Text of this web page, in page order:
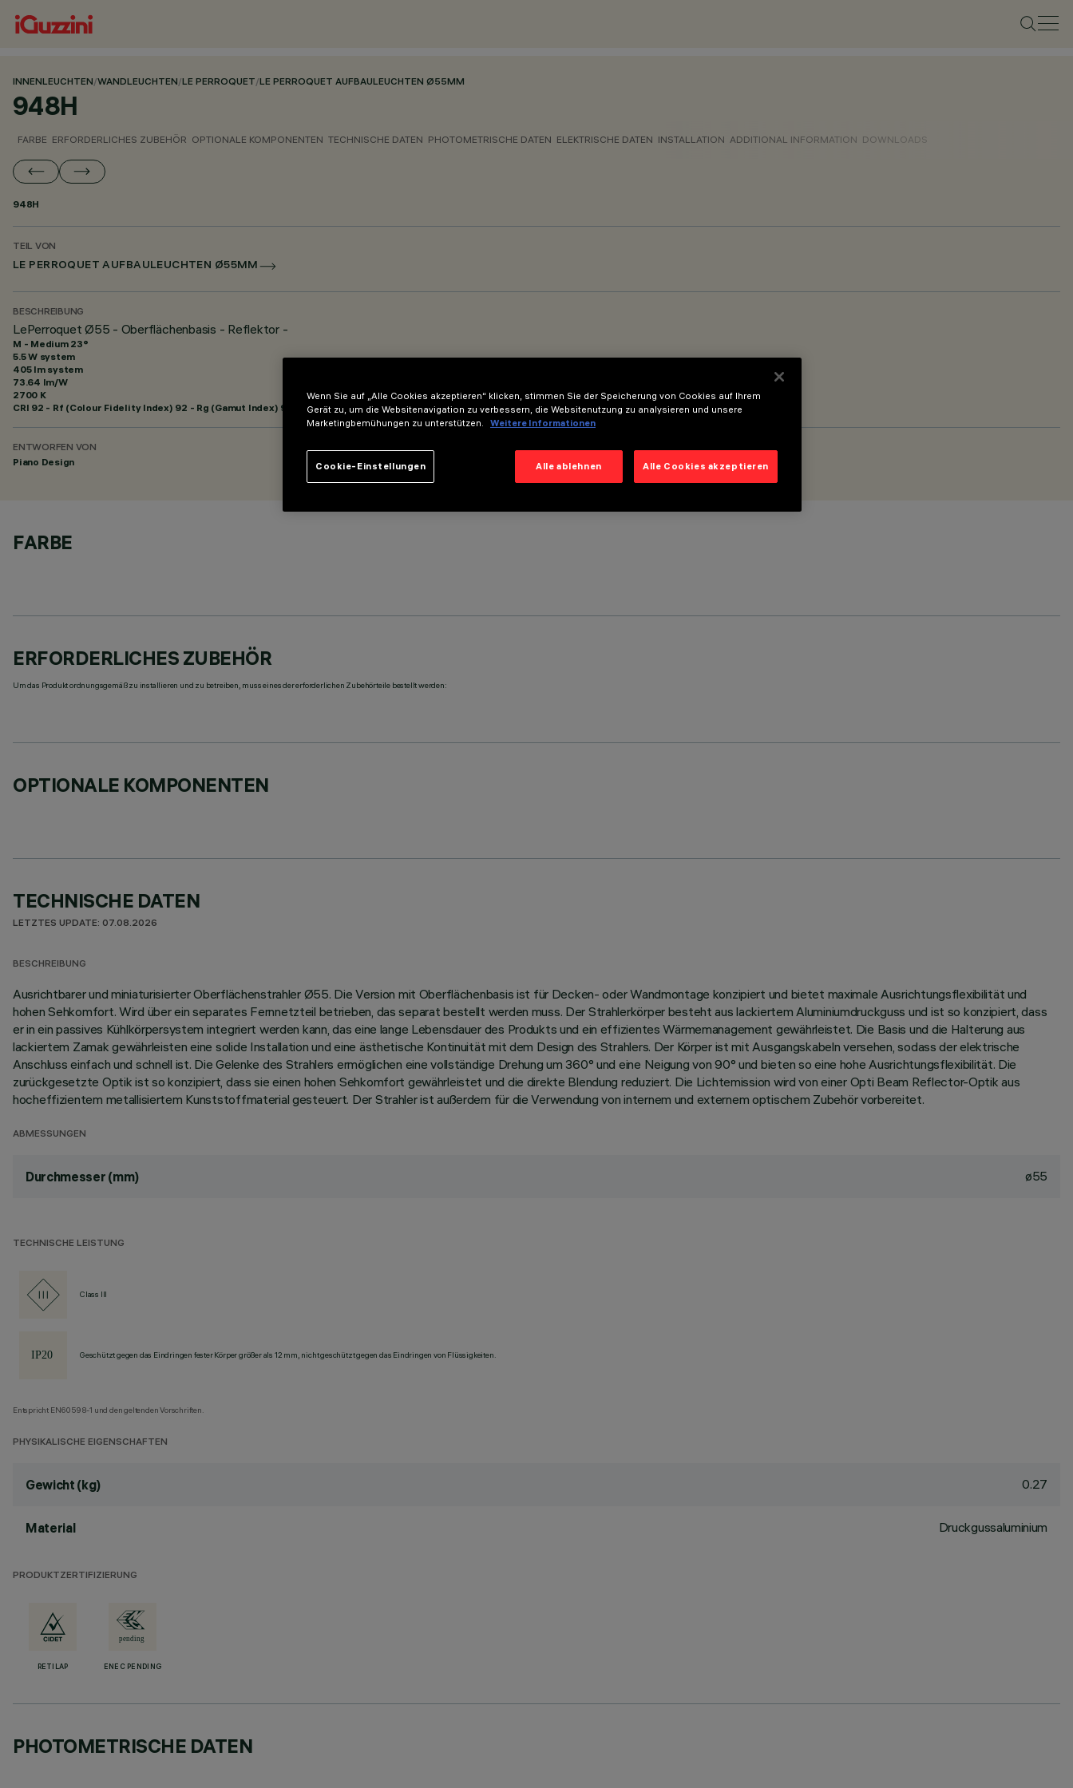
INNENLEUCHTEN/WANDLEUCHTEN/LE PERROQUET/LE PERROQUET AUFBAULEUCHTEN Ø55MM
948H
FARBE ERFORDERLICHES ZUBEHÖR OPTIONALE KOMPONENTEN TECHNISCHE DATEN PHOTOMETRISCHE DATEN ELEKTRISCHE DATEN INSTALLATION ADDITIONAL INFORMATION DOWNLOADS
948H
TEIL VON
LE PERROQUET AUFBAULEUCHTEN Ø55MM
BESCHREIBUNG
LePerroquet Ø55 - Oberflächenbasis - Reflektor -
M - Medium 23°
5.5 W system
405 lm system
73.64 lm/W
2700 K
CRI 92 - Rf (Colour Fidelity Index) 92 - Rg (Gamut Index) 97
ENTWORFEN VON
Piano Design
FARBE
ERFORDERLICHES ZUBEHÖR
Um das Produkt ordnungsgemäß zu installieren und zu betreiben, muss eines der erforderlichen Zubehörteile bestellt werden:
OPTIONALE KOMPONENTEN
TECHNISCHE DATEN
LETZTES UPDATE: 07.08.2026
BESCHREIBUNG
Ausrichtbarer und miniaturisierter Oberflächenstrahler Ø55. Die Version mit Oberflächenbasis ist für Decken- oder Wandmontage konzipiert und bietet maximale Ausrichtungsflexibilität und
hohen Sehkomfort. Wird über ein separates Fernnetzteil betrieben, das separat bestellt werden muss. Der Strahlerkörper besteht aus lackiertem Aluminiumdruckguss und ist so konzipiert, dass
er in ein passives Kühlkörpersystem integriert werden kann, das eine lange Lebensdauer des Produkts und ein effizientes Wärmemanagement gewährleistet. Die Basis und die Halterung aus
lackiertem Zamak gewährleisten eine solide Installation und eine ästhetische Kontinuität mit dem Design des Strahlers. Der Körper ist mit Ausgangskabeln versehen, sodass der elektrische
Anschluss einfach und schnell ist. Die Gelenke des Strahlers ermöglichen eine vollständige Drehung um 360° und eine Neigung von 90° und bieten so eine hohe Ausrichtungsflexibilität. Die
zurückgesetzte Optik ist so konzipiert, dass sie einen hohen Sehkomfort gewährleistet und die direkte Blendung reduziert. Die Lichtemission wird von einer Opti Beam Reflector-Optik aus
hocheffizientem metallisiertem Kunststoffmaterial gesteuert. Der Strahler ist außerdem für die Verwendung von internem und externem optischem Zubehör vorbereitet.
ABMESSUNGEN
Durchmesser (mm) ø55
TECHNISCHE LEISTUNG
Class III
Geschützt gegen das Eindringen fester Körper größer als 12 mm, nicht geschützt gegen das Eindringen von Flüssigkeiten.
Entspricht EN60598-1 und den geltenden Vorschriften.
PHYSIKALISCHE EIGENSCHAFTEN
Gewicht (kg) 0.27
Material Druckgussaluminium
PRODUKTZERTIFIZIERUNG
RETILAP ENEC PENDING
PHOTOMETRISCHE DATEN
Wenn Sie auf „Alle Cookies akzeptieren“ klicken, stimmen Sie der Speicherung von Cookies auf Ihrem
Gerät zu, um die Websitenavigation zu verbessern, die Websitenutzung zu analysieren und unsere
Marketingbemühungen zu unterstützen.
Weitere Informationen
Alle ablehnen Alle Cookies akzeptieren
Cookie-Einstellungen